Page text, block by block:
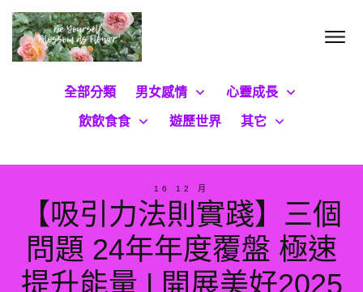
全部分類 男女感情 心靈成長
飲飲食食 遊歷世界 其它
16 12 月
【吸引力法則實踐】三個
問題 24年年度覆盤 極速
提升能量 | 開展美好2025